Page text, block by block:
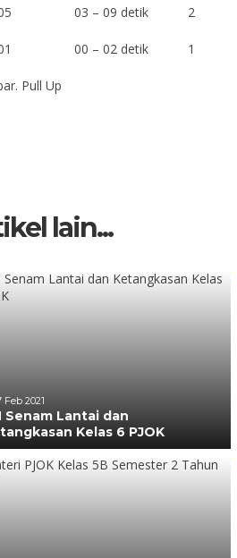
03 – 09 detik 2
00 – 02 detik 1
Pull Up
lain...
Feb 2021
Senam Lantai dan
Kelas 6 PJOK